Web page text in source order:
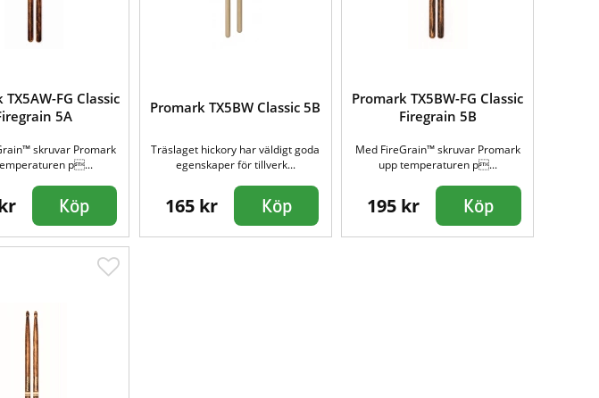
FG Classic
5A
skruvar Promark
p...
Köp
Promark TX5BW Classic 5B
Träslaget hickory har väldigt goda
egenskaper för tillverk...
165 kr Köp
Promark TX5BW-FG Classic
Firegrain 5B
Med FireGrain™ skruvar Promark
upp temperaturen p...
195 kr Köp